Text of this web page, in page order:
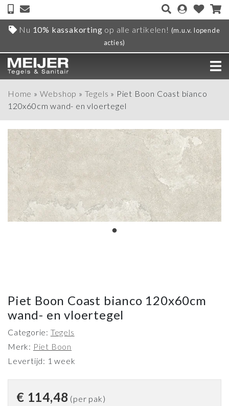
Nu 10% kassakorting op alle artikelen! (m.u.v. lopende
acties)
Home » Webshop » Tegels » Piet Boon Coast bianco
120x60cm wand- en vloertegel
Piet Boon Coast bianco 120x60cm
wand- en vloertegel
Categorie: Tegels
Merk: Piet Boon
Levertijd: 1 week
€ 114,48 (per pak)